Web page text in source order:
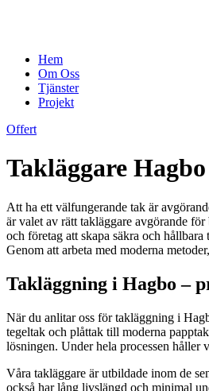
Hem
Om Oss
Tjänster
Projekt
Offert
Takläggare
Att ha ett välfungerande tak är
är valet av rätt takläggare avgörande
och företag att skapa säkra och
Genom att arbeta med moderna
Takläggning i Hagbo –
När du anlitar oss för takläggning i
tegeltak och plåttak till moderna
lösningen. Under hela processen håller
Våra takläggare är utbildade inom de
också har lång livslängd och minimal